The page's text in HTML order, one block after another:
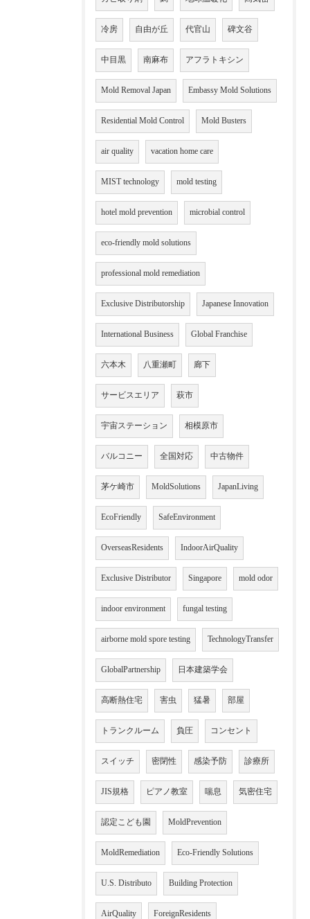
冷房 自由が丘 代官山 碑文谷
中目黒 南麻布 アフラトキシン
Mold Removal Japan Embassy Mold Solutions
Residential Mold Control Mold Busters
air quality vacation home care
MIST technology mold testing
hotel mold prevention microbial control
eco-friendly mold solutions
professional mold remediation
Exclusive Distributorship Japanese Innovation
International Business Global Franchise
六本木 八重瀬町 廊下
サービスエリア 萩市
宇宙ステーション 相模原市
バルコニー 全国対応 中古物件
茅ケ崎市 MoldSolutions JapanLiving
EcoFriendly SafeEnvironment
OverseasResidents IndoorAirQuality
Exclusive Distributor Singapore mold odor
indoor environment fungal testing
airborne mold spore testing TechnologyTransfer
GlobalPartnership 日本建築学会
高断熱住宅 害虫 猛暑 部屋
トランクルーム 負圧 コンセント
スイッチ 密閉性 感染予防 診療所
JIS規格 ピアノ教室 喘息 気密住宅
認定こども園 MoldPrevention
MoldRemediation Eco-Friendly Solutions
U.S. Distributo Building Protection
AirQuality ForeignResidents